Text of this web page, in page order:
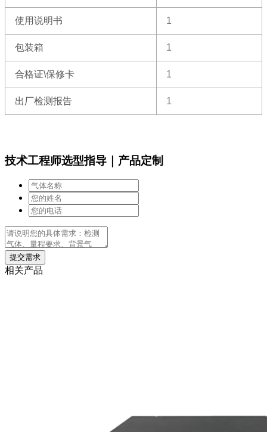
使用说明书 1
包装箱 1
合格证\保修卡 1
出厂检测报告 1
技术工程师选型指导｜产品定制
相关产品